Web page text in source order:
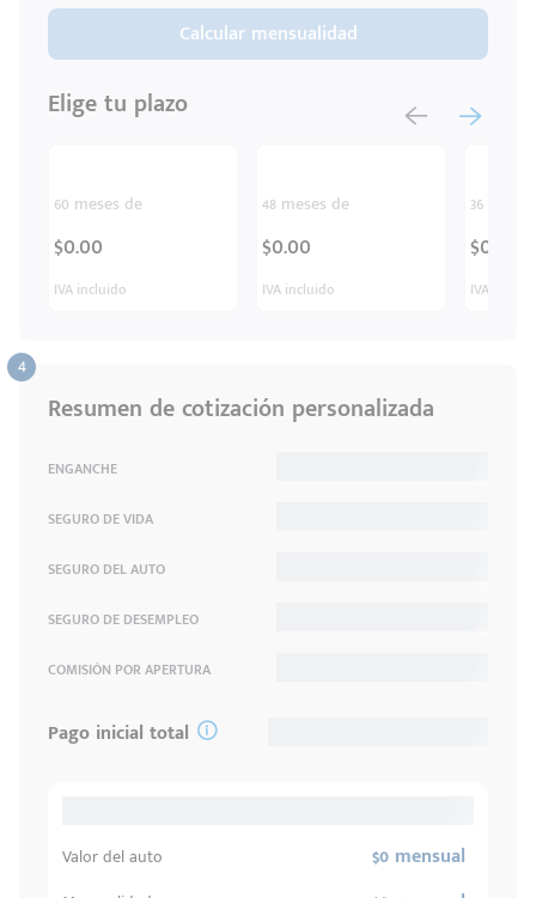
Calcular mensualidad
Elige tu plazo
60 meses de
$0.00
IVA incluido
48 meses de
$0.00
IVA incluido
36
$0.00
IVA
Resumen de cotización personalizada
ENGANCHE
SEGURO DE VIDA
SEGURO DEL AUTO
SEGURO DE DESEMPLEO
COMISIÓN POR APERTURA
Pago inicial total
Valor del auto $0 mensual